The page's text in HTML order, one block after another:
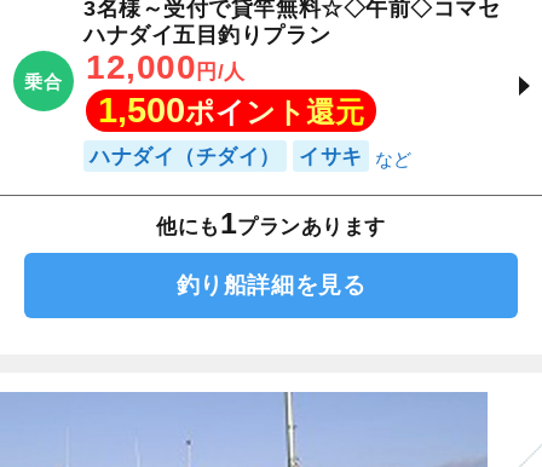
乗合
3名様～受付で貸竿無料☆◇午前◇コマセ
ハナダイ五目釣りプラン
12,000円/人
1,500ポイント還元
ハナダイ（チダイ） イサキ
1
釣り船詳細を見る